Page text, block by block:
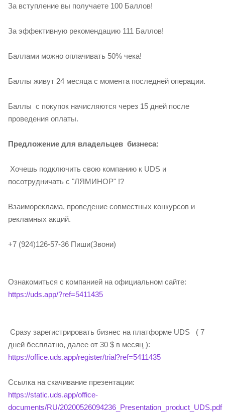
За вступление вы получаете 100 Баллов!
За эффективную рекомендацию 111 Баллов!
Баллами можно оплачивать 50% чека!
Баллы живут 24 месяца с момента последней операции.
Баллы с покупок начисляются через 15 дней после
проведения оплаты.
Предложение для владельцев бизнеса:
Хочешь подключить свою компанию к UDS и
посотрудничать с "ЛЯМИНОР" !?
Взаимореклама, проведение совместных конкурсов и
рекламных акций.
+7 (924)126-57-36 Пиши(Звони)
Ознакомиться с компанией на официальном сайте:
https://uds.app/?ref=5411435
Сразу зарегистрировать бизнес на платформе UDS ( 7
дней бесплатно, далее от 30 $ в месяц ):
https://office.uds.app/register/trial?ref=5411435
Ссылка на скачивание презентации:
https://static.uds.app/office-
documents/RU/20200526094236_Presentation_product_UDS.pdf